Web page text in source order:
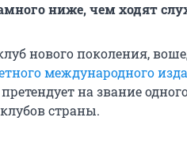
ниже, чем ходят
нового поколения,
международного
на звание
страны.